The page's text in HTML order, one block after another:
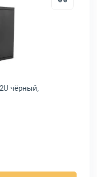
GF
товар: Настенный
чёрный,